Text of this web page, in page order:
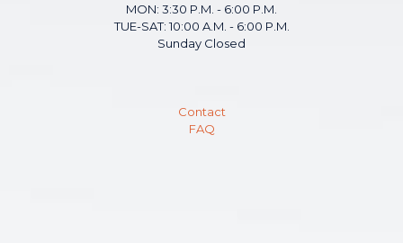
MON: 3:30 P.M. - 6:00 P.M.
TUE-SAT: 10:00 A.M. - 6:00 P.M.
Sunday Closed
Contact
FAQ